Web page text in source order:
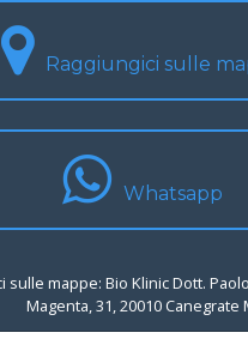
Raggiungici sulle
Whatsapp
sulle mappe: Bio Klinic Dott.
Magenta, 31, 20010 Canegrate